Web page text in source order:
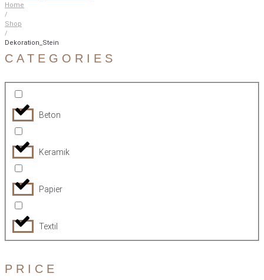
Home
/
Shop
/
Dekoration_Stein
CATEGORIES
Beton
Keramik
Papier
Textil
PRICE